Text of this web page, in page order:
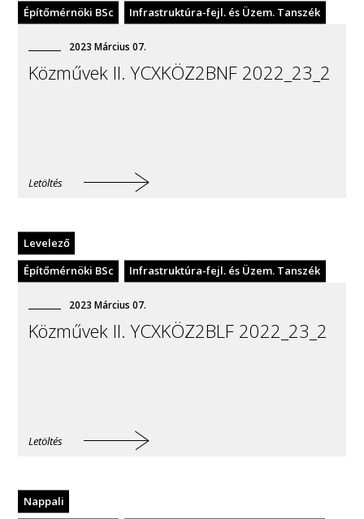
Építőmérnöki BSc Infrastruktúra-fejl. és Üzem. Tanszék
2023 Március 07.
Közművek II. YCXKÖZ2BNF 2022_23_2
Letöltés
Építőmérnöki BSc Infrastruktúra-fejl. és Üzem. Tanszék
Levelező
2023 Március 07.
Közművek II. YCXKÖZ2BLF 2022_23_2
Letöltés
Nappali